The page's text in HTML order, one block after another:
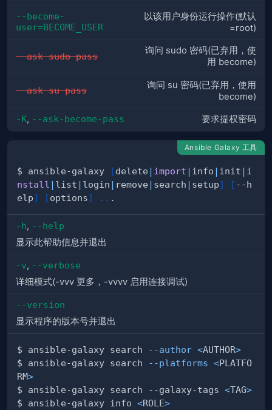
--become-
user=BECOME_USER
以该用户身份运行操作(默认
=root)
--ask-sudo-pass
询问 sudo 密码(已弃用，使
用 become)
--ask-su-pass
询问 su 密码(已弃用，使用
become)
-K, --ask-become-pass 要求提权密码
Ansible Galaxy 工具
$ ansible-galaxy [delete | import | info | init | i
nstall | list | login | remove | search | setup] [ --h
elp] [options] ..
-h, --help
显示此帮助信息并退出
-v, --verbose
详细模式(-vvv 更多，-vvvv 启用连接调试)
--version
显示程序的版本号并退出
$ ansible-galaxy search --author <AUTHOR>
$ ansible-galaxy search
--platforms <PLATFO
RM>
$ ansible-galaxy search --galaxy-tags <TAG>
$ ansible-galaxy info <ROLE>